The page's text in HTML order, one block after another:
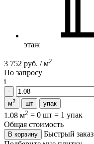
этаж
3 752 руб. / м2
По запросу
i
м2 шт упак
1.08 м2 = 0 шт = 1 упак
Общая стоимость
В корзину
Быстрый заказ